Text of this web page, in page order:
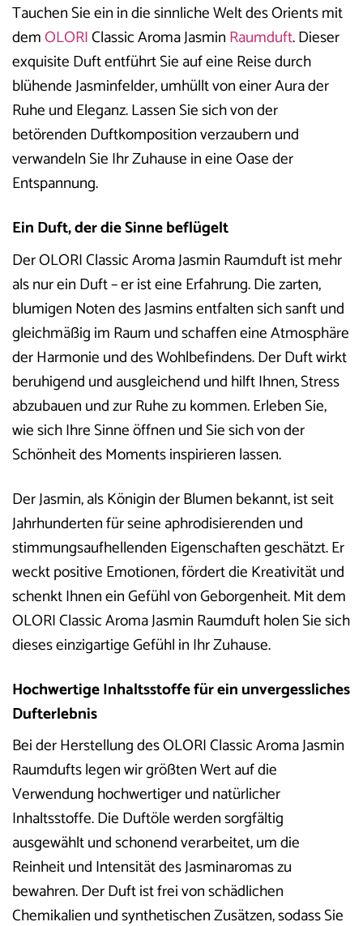
Tauchen Sie ein in die sinnliche Welt des Orients mit
demOLORIClassic Aroma JasminRaumduft. Dieser
exquisite Duft entführt Sie auf eine Reise durch
blühende Jasminfelder, umhüllt von einer Aura der
Ruhe und Eleganz. Lassen Sie sich von der
betörenden Duftkomposition verzaubern und
verwandeln Sie Ihr Zuhause in eine Oase der
Entspannung.
Ein Duft, der die Sinne beflügelt
Der OLORI Classic Aroma Jasmin Raumduft ist mehr
als nur ein Duft – er ist eine Erfahrung. Die zarten,
blumigen Noten des Jasmins entfalten sich sanft und
gleichmäßig im Raum und schaffen eine Atmosphäre
der Harmonie und des Wohlbefindens. Der Duft wirkt
beruhigend und ausgleichend und hilft Ihnen, Stress
abzubauen und zur Ruhe zu kommen. Erleben Sie,
wie sich Ihre Sinne öffnen und Sie sich von der
Schönheit des Moments inspirieren lassen.
Der Jasmin, als Königin der Blumen bekannt, ist seit
Jahrhunderten für seine aphrodisierenden und
stimmungsaufhellenden Eigenschaften geschätzt. Er
weckt positive Emotionen, fördert die Kreativität und
schenkt Ihnen ein Gefühl von Geborgenheit. Mit dem
OLORI Classic Aroma Jasmin Raumduft holen Sie sich
dieses einzigartige Gefühl in Ihr Zuhause.
Hochwertige Inhaltsstoffe für ein unvergessliches
Dufterlebnis
Bei der Herstellung des OLORI Classic Aroma Jasmin
Raumdufts legen wir größten Wert auf die
Verwendung hochwertiger und natürlicher
Inhaltsstoffe. Die Duftöle werden sorgfältig
ausgewählt und schonend verarbeitet, um die
Reinheit und Intensität des Jasminaromas zu
bewahren. Der Duft ist frei von schädlichen
Chemikalien und synthetischen Zusätzen, sodass Sie